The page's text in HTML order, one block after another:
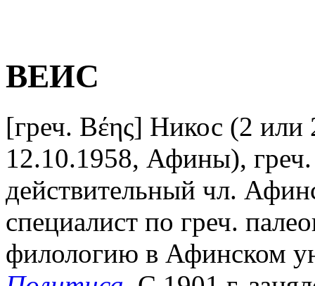
ВЕИС
[греч. Βέης] Никос (2
12.10.1958, Афины), греч.
действительный чл.
специалист по греч.
филологию в Афинском